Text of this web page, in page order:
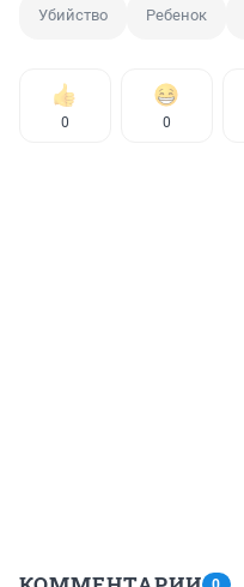
Убийство Ребенок
0 0